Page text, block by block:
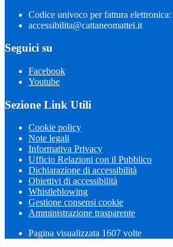
Codice univoco per fattura
accessibilita@cattaneomattei.it
Seguici su
Facebook
Youtube
Sezione Link Utili
Cookie policy
Note legali
Informativa Privacy
Ufficio Relazioni con il Pubblico
Dichiarazione di accessibilità
Obiettivi di accessibilità
Whistleblowing
Gestione consensi cookie
Amministrazione trasparente
Pagina visualizzata 1607 volte